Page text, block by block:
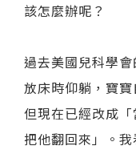
該怎麼辦呢？
過去美國兒科學
放床時仰躺，寶
但現在已經改成
把他翻回來」。